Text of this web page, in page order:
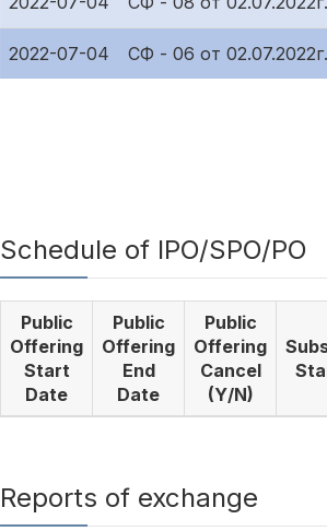
2022-07-04 СФ - 06 от
Schedule of IPO/SPO/PO
Public
Offering
Start
Date
Public
Offering
End
Date
Public
Offering
Cancel
(Y/N)
Reports of exchange